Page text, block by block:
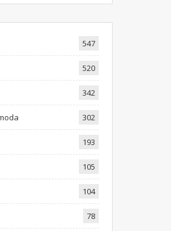
547
520
342
302
193
105
104
78